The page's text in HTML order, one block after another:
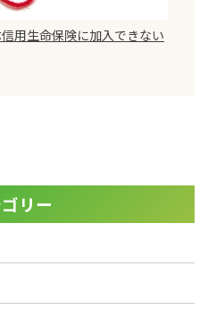
用生命保険に加入できない
リー